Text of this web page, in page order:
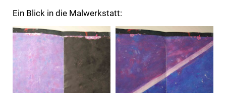
Ein Blick in die Malwerkstatt: